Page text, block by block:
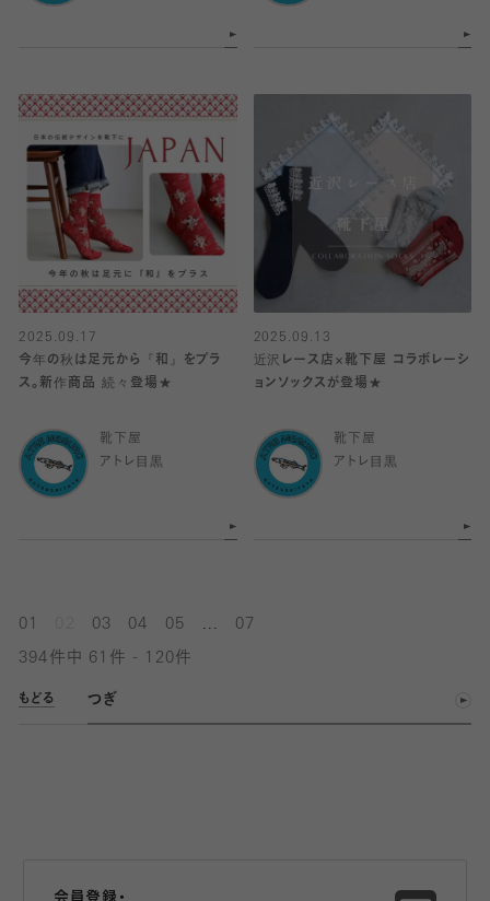
2025.09.17
今年の秋は足元から『和』をプラ
ス。新作商品 続々登場★
靴下屋
アトレ目黒
2025.09.13
近沢レース店×靴下屋 コラボレーシ
ョンソックスが登場★
靴下屋
アトレ目黒
01 03 04 05 07
394件中 61件 - 120件
もどる つぎ